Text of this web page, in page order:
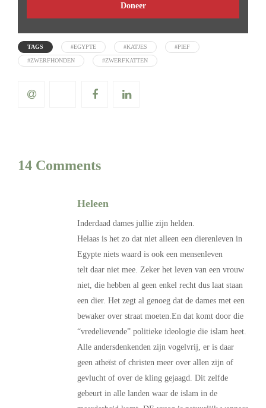
Doneer
TAGS #EGYPTE #KATJES #PIEF
#ZWERFHONDEN #ZWERFKATTEN
14 Comments
Heleen
Inderdaad dames jullie zijn helden.
Helaas is het zo dat niet alleen een dierenleven in
Egypte niets waard is ook een mensenleven
telt daar niet mee. Zeker het leven van een vrouw
niet, die hebben al geen enkel recht dus laat staan
een dier. Het zegt al genoeg dat de dames met een
bewaker over straat moeten.En dat komt door die
“vredelievende” politieke ideologie die islam heet.
Alle andersdenkenden zijn vogelvrij, er is daar
geen atheïst of christen meer over allen zijn of
gevlucht of over de kling gejaagd. Dit zelfde
gebeurt in alle landen waar de islam in de